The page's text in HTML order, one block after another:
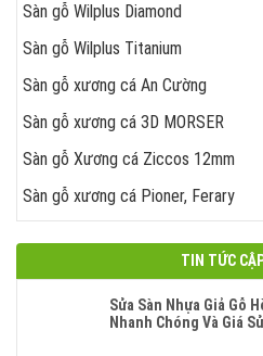
Sàn gỗ Wilplus Diamond
Sàn gỗ Wilplus Titanium
Sàn gỗ xương cá An Cường
Sàn gỗ xương cá 3D MORSER
Sàn gỗ Xương cá Ziccos 12mm
Sàn gỗ xương cá Pioner, Ferary
TIN TỨC
Sửa Sàn Nhựa Giả Gỗ
Nhanh Chóng Và Giá